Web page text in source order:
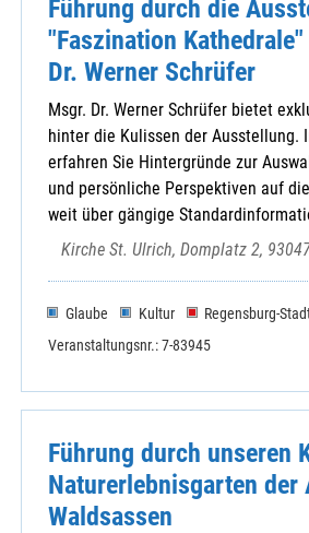
Führung durch die
"Faszination
Dr. Werner Schrüfer
Msgr. Dr. Werner Schrüfer bietet
hinter die Kulissen der Ausstellung.
erfahren Sie Hintergründe zur
und persönliche Perspektiven auf
weit über gängige
Kirche St. Ulrich, Domplatz 2,
Glaube Kultur
Regensburg-
Veranstaltungsnr.: 7-83945
Führung durch unseren
Naturerlebnisgarten der
Waldsassen